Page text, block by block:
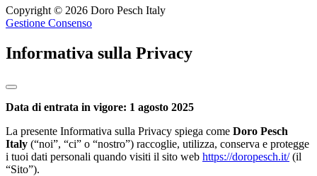
Copyright © 2026 Doro Pesch Italy
Gestione Consenso
Informativa sulla Privacy
Data di entrata in vigore: 1 agosto 2025
La presente Informativa sulla Privacy spiega come Doro Pesch
Italy (“noi”, “ci” o “nostro”) raccoglie, utilizza, conserva e protegge
i tuoi dati personali quando visiti il sito web https://doropesch.it/(il
“Sito”).